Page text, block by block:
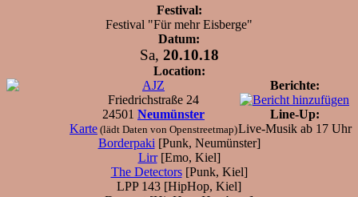
Festival:
Festival "Für mehr Eisberge"
Datum:
Sa, 20.10.18
Location:
AJZ
Friedrichstraße 24
24501 Neumünster
Karte (lädt Daten von Openstreetmap)
Berichte:
Line-Up:
Live-Musik ab 17 Uhr
Borderpaki [Punk, Neumünster]
Lirr[Emo, Kiel]
The Detectors[Punk, Kiel]
LPP 143 [HipHop, Kiel]